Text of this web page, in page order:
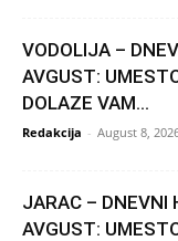
VODOLIJA –
AVGUST:
DOLAZE VAM...
Redakcija - August 8,
JARAC – DNEVNI
AVGUST: